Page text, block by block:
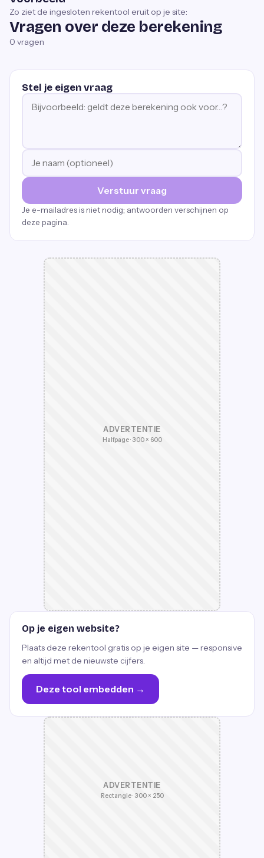
Zo ziet de ingesloten rekentool eruit op je site:
Vragen over deze berekening
0 vragen
Stel je eigen vraag
Verstuur vraag
Je e-mailadres is niet nodig; antwoorden verschijnen op
deze pagina.
ADVERTENTIE
Halfpage · 300 × 600
Op je eigen website?
Plaats deze rekentool gratis op je eigen site — responsive
en altijd met de nieuwste cijfers.
Deze tool embedden →
ADVERTENTIE
Rectangle · 300 × 250